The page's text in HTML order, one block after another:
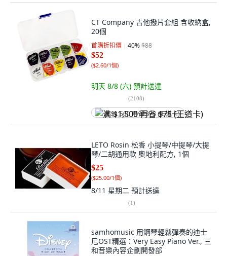
CT Company 吉他撥片套組 含收納盒,
20個
首購折扣價 40%$88
$52
($2.60/1個)
明天 8/8 (六) 預計送達
(2108)
满 $1,500 再省 $75 (王道卡)
LETO Rosin 松香 小提琴/中提琴/大提
琴/二胡通用款 奧地利配方, 1個
$25
($25.00/1個)
8/11 星期二 預計送達
(1)
samhomusic 用鋼琴輕鬆彈奏的迪士
尼OST精選：Very Easy Piano Ver., 三
和音樂內容企劃開發部